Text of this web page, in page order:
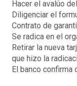
Hacer el avalúo
Diligenciar el
Contrato de
Se radica en el
Retirar la nueva
que hizo la
El banco confirma